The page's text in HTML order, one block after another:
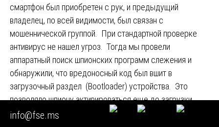
смартфон был приобретен с рук, и предыдущий
владелец, по всей видимости, был связан с
мошеннической группой. При стандартной проверке
антивирус не нашел угроз. Тогда мы провели
аппаратный поиск шпионских программ слежения и
обнаружили, что вредоносный код был вшит в
загрузочный раздел (Bootloader) устройства. Это
позволяло шпиону активироваться еще до загрузки
операционной системы и перехватывать все нажатия
info@fse.ms